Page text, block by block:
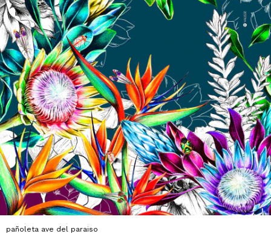
pañoleta ave del paraiso